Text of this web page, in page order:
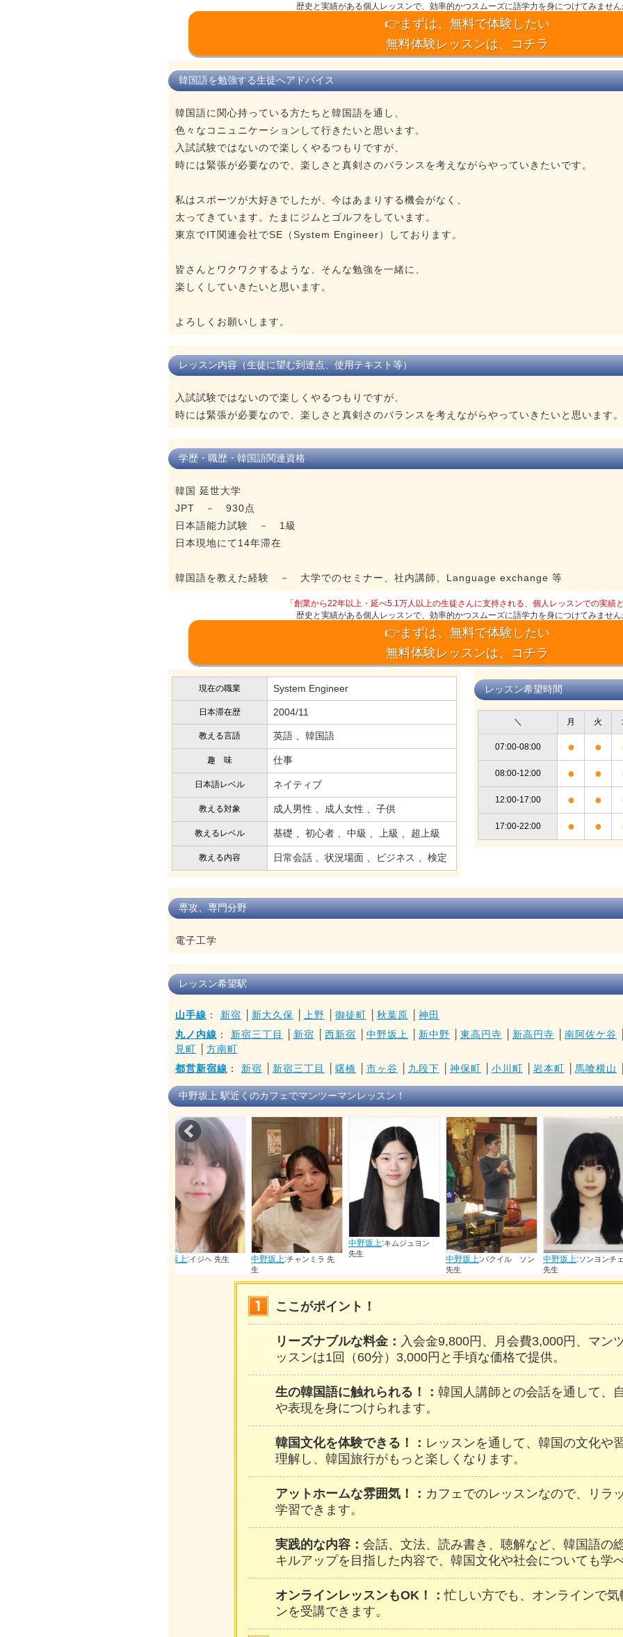
歴史と実績がある個人レッスンで、効率的かつスムーズに語学力を身につけてみません
👉まずは、無料で体験したい
無料体験レッスンは、コチラ
韓国語を勉強する生徒へアドバイス
韓国語に関心持っている方たちと韓国語を通し、
色々なコニュニケーションして行きたいと思います。
入試試験ではないので楽しくやるつもりですが、
時には緊張が必要なので、楽しさと真剣さのバランスを考えながらやっていきたいです。
私はスポーツが大好きでしたが、今はあまりする機会がなく、
太ってきています。たまにジムとゴルフをしています。
東京でIT関連会社でSE（System Engineer）しております。
皆さんとワクワクするような、そんな勉強を一緒に、
楽しくしていきたいと思います。
よろしくお願いします。
レッスン内容（生徒に望む到達点、使用テキスト等）
入試試験ではないので楽しくやるつもりですが、
時には緊張が必要なので、楽しさと真剣さのバランスを考えながらやっていきたいと思います。
学歴・職歴・韓国語関連資格
韓国 延世大学
JPT － 930点
日本語能力試験 － 1級
日本現地にて14年滞在
韓国語を教えた経験 － 大学でのセミナー、社内講師、Language exchange 等
「創業から22年以上・延べ5.1万人以上の生徒さんに支持される、個人レッスンでの実績と
歴史と実績がある個人レッスンで、効率的かつスムーズに語学力を身につけてみません
👉まずは、無料で体験したい
無料体験レッスンは、コチラ
現在の職業 System Engineer
日本滞在歴 2004/11
教える言語 英語 、韓国語
趣 味 仕事
日本語レベル ネイティブ
教える対象 成人男性 、成人女性 、子供
教えるレベル 基礎 、初心者 、中級 、上級 、超上級
教える内容 日常会話 、状況場面 、ビジネス 、検定
レッスン希望時間
＼ 月 火
07:00-08:00 ● ●
08:00-12:00 ● ●
12:00-17:00 ● ●
17:00-22:00 ● ●
専攻、専門分野
電子工学
レッスン希望駅
山手線 ： 新宿 新大久保 上野 御徒町 秋葉原
神田
丸ノ内線 ： 新宿三丁目 新宿 西新宿 中野坂上 新中野 東高円寺 新高円寺 南阿佐ケ谷
見町
方南町
都営新宿線 ： 新宿 新宿三丁目 曙橋 市ヶ谷 九段下 神保町 小川町 岩本町 馬喰横山
中野坂上 駅近くのカフェでマンツーマンレッスン！
中野坂上:チャンミラ 先
中野坂上 : キムジュヨン
先生
パクイル ソン
中野坂上:ソンヨンチェ
中野坂上: ジョ
Prev
ここがポイント！
リーズナブルな料金： 入会金9,800円、月会費3,000円、マン
ッスンは1回（60分）3,000円と手頃な価格で提供。
生の韓国語に触れられる！： 韓国人講師との会話を通して、
や表現を身につけられます。
韓国文化を体験できる！： レッスンを通して、韓国の文化や
理解し、韓国旅行がもっと楽しくなります。
アットホームな雰囲気！： カフェでのレッスンなので、リラ
学習できます。
実践的な内容： 会話、文法、読み書き、聴解など、韓国語の
キルアップを目指した内容で、韓国文化や社会についても学べ
オンラインレッスンもOK！：忙しい方でも、オンラインで気
ンを受講できます。